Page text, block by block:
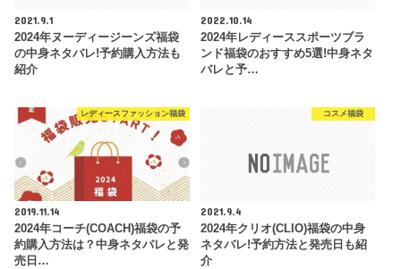
2021.9.1
2024年ヌーディージーンズ福袋
の中身ネタバレ!予約購入方法も
紹介
2022.10.14
2024年レディーススポーツブラ
ンド福袋のおすすめ5選!中身ネタ
バレと予…
レディースファッション福袋
2019.11.14
2024年コーチ(COACH)福袋の予
約購入方法は？中身ネタバレと発
売日…
コスメ福袋
2021.9.4
2024年クリオ(CLIO)福袋の中身
ネタバレ!予約方法と発売日も紹
介